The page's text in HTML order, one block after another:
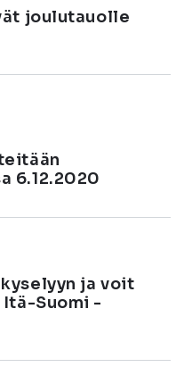
joulutauolle
6.12.2020
ja voit
Suomi -